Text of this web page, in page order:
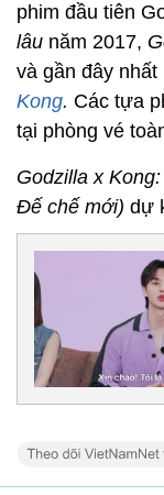
phim đầu tiên
lâu năm 2017,
và gần đây
Kong. Các tựa
tại phòng vé
Godzilla x
Đế chế mới) dự